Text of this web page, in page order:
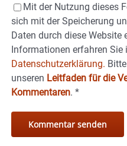
Mit der Nutzung dieses
sich mit der Speicherung
Daten durch diese Website
Informationen erfahren Sie
Datenschutzerklärung.
unseren Leitfaden für die
Kommentaren. *